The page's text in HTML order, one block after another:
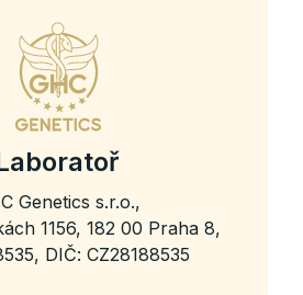
Genetics s.r.o.,
1156, 182 00 Praha 8,
DIČ: CZ28188535